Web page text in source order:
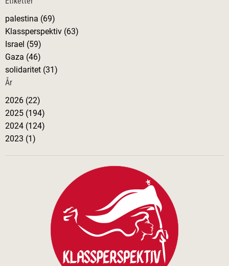
palestina (69)
Klassperspektiv (63)
Israel (59)
Gaza (46)
solidaritet (31)
År
2026 (22)
2025 (194)
2024 (124)
2023 (1)